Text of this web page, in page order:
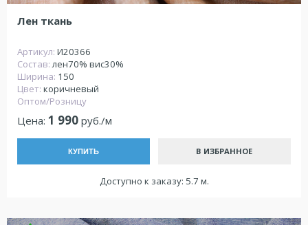
Лен ткань
Артикул: И20366
Состав: лен70% вис30%
Ширина: 150
Цвет: коричневый
Оптом/Розницу
Цена: 1 990 руб./м
КУПИТЬ В ИЗБРАННОЕ
Доступно к заказу: 5.7 м.